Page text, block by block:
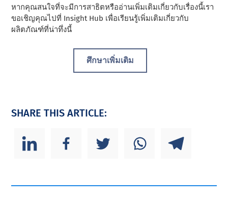
หากคุณสนใจที่จะมีการสาธิตหรืออ่านเพิ่มเติมเกี่ยวกับเรื่องนี้เรา
ขอเชิญคุณไปที่ Insight Hub เพื่อเรียนรู้เพิ่มเติมเกี่ยวกับ
ผลิตภัณฑ์ที่น่าทึ่งนี้
ศึกษาเพิ่มเติม
SHARE THIS ARTICLE: